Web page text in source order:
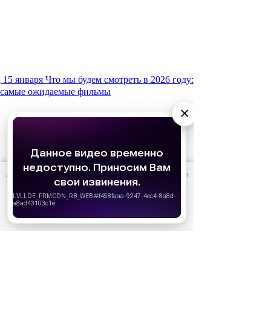
АО «Издательство СЕМЬ ДНЕЙ»
для
персонализации сервисов и удобства пользователей.
своего браузера.
15 января Что мы будем смотреть в 2026 году:
самые ожидаемые фильмы
×